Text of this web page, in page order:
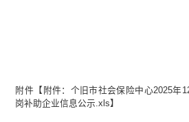
附件【 附件：个旧市社会保险中心2025年
岗补助企业信息公示.xls】